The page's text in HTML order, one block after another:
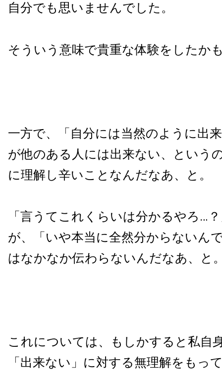
自分でも思いませんでした。
そういう意味で貴重な体験をしたか
一方で、「自分には当然のように出
が他のある人には出来ない、という
に理解し辛いことなんだなあ、と。
「言うてこれくらいは分かるやろ…
が、「いや本当に全然分からないん
はなかなか伝わらないんだなあ、と
これについては、もしかすると私自
「出来ない」に対する無理解をもっ